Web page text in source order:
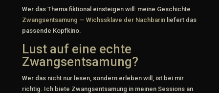
Wer das Thema fiktional einsteigen will: meine Geschichte
Zwangsentsamung — Wichssklave der Nachbarinliefert das
passende Kopfkino.
Lust auf eine echte
Zwangsentsamung?
Wer das nicht nur lesen, sondern erleben will, ist bei mir
richtig. Ich biete Zwangsentsamung in meinen Sessions an